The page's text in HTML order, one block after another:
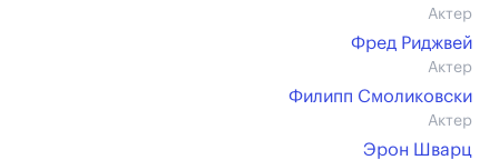
Актер
Фред Риджвей
Актер
Филипп Смоликовски
Актер
Эрон Шварц